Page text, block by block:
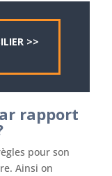
>>
rapport
pour son
Ainsi on